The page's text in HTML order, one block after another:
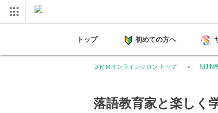
トップ 初めての方へ
ＤＭＭオンラインサロン トップ NIJIN
落語教育家と楽しく